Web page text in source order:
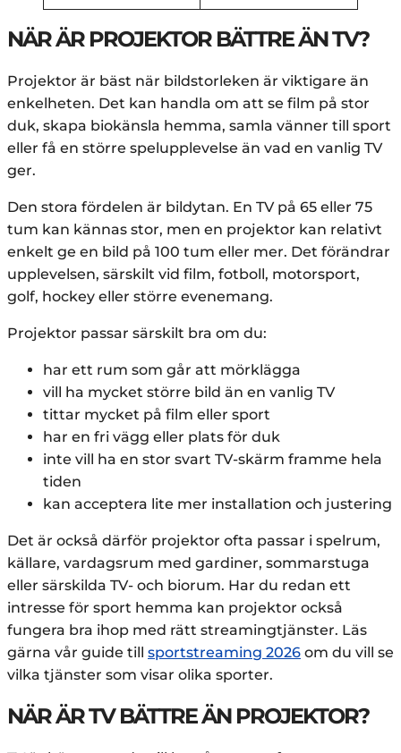
NÄR ÄR PROJEKTOR BÄTTRE ÄN TV?
Projektor är bäst när bildstorleken är viktigare än
enkelheten. Det kan handla om att se film på stor
duk, skapa biokänsla hemma, samla vänner till sport
eller få en större spelupplevelse än vad en vanlig TV
ger.
Den stora fördelen är bildytan. En TV på 65 eller 75
tum kan kännas stor, men en projektor kan relativt
enkelt ge en bild på 100 tum eller mer. Det förändrar
upplevelsen, särskilt vid film, fotboll, motorsport,
golf, hockey eller större evenemang.
Projektor passar särskilt bra om du:
har ett rum som går att mörklägga
vill ha mycket större bild än en vanlig TV
tittar mycket på film eller sport
har en fri vägg eller plats för duk
inte vill ha en stor svart TV-skärm framme hela
tiden
kan acceptera lite mer installation och justering
Det är också därför projektor ofta passar i spelrum,
källare, vardagsrum med gardiner, sommarstuga
eller särskilda TV- och biorum. Har du redan ett
intresse för sport hemma kan projektor också
fungera bra ihop med rätt streamingtjänster. Läs
gärna vår guide till sportstreaming 2026 om du vill se
vilka tjänster som visar olika sporter.
NÄR ÄR TV BÄTTRE ÄN PROJEKTOR?